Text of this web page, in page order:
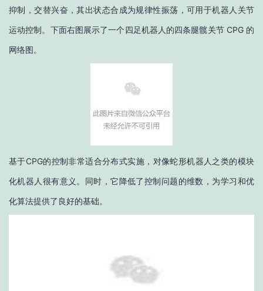
抑制，交替兴奋，其出状态合成为规律性振荡，可用于机器人关节
运动控制。下面右图展示了一个四足机器人的四条腿髋关节 CPG 的
网络图。
基于CPG的控制非常适合分布式实施，对像蛇形机器人之类的模块
化机器人很有意义。同时，它降低了控制问题的维数，为学习和优
化算法提供了良好的基础。